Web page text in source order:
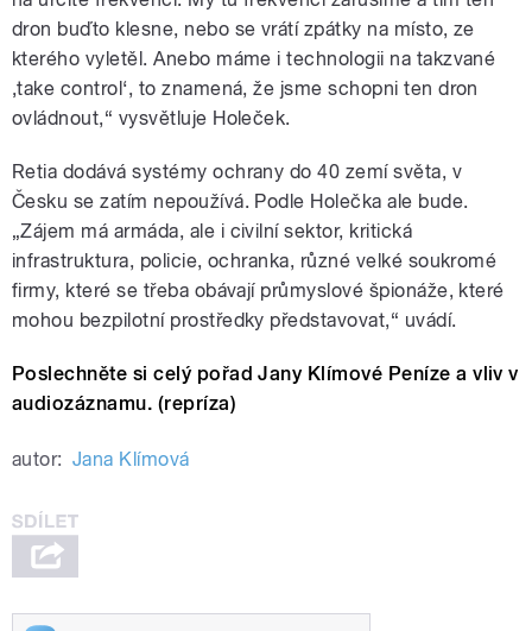
dron buďto klesne, nebo se vrátí zpátky na místo, ze
kterého vyletěl. Anebo máme i technologii na takzvané
‚take control‘, to znamená, že jsme schopni ten dron
ovládnout,“ vysvětluje Holeček.
Retia dodává systémy ochrany do 40 zemí světa, v
Česku se zatím nepoužívá. Podle Holečka ale bude.
„Zájem má armáda, ale i civilní sektor, kritická
infrastruktura, policie, ochranka, různé velké soukromé
firmy, které se třeba obávají průmyslové špionáže, které
mohou bezpilotní prostředky představovat,“ uvádí.
Poslechněte si celý pořad Jany Klímové Peníze a vliv v
audiozáznamu. (repríza)
autor: Jana Klímová